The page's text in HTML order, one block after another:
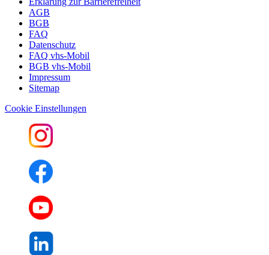
AGB
BGB
FAQ
Datenschutz
FAQ vhs-Mobil
BGB vhs-Mobil
Impressum
Sitemap
Cookie Einstellungen